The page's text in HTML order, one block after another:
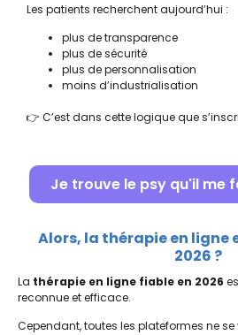
Les patients recherchent aujourd’hui :
plus de transparence
plus de sécurité
plus de personnalisation
moins d’industrialisation
👉 C’est dans cette logique que
Je trouve le psy qu'il me
Alors, la thérapie en ligne
2026 ?
La thérapie en ligne fiable en 2026
reconnue et efficace.
Cependant, toutes les plateformes ne